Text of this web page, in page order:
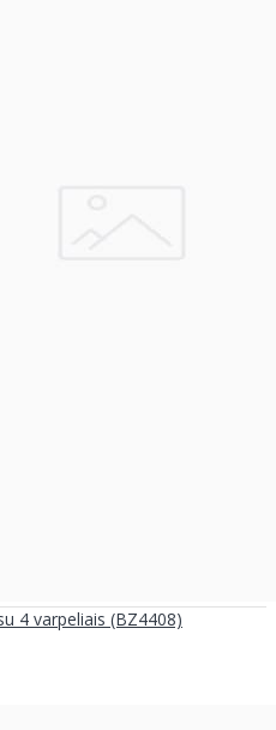
4 varpeliais (BZ4408)